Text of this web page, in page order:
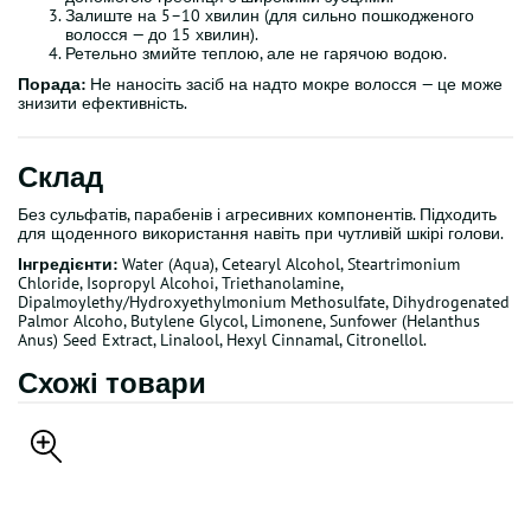
Залиште на 5–10 хвилин (для сильно пошкодженого
волосся — до 15 хвилин).
Ретельно змийте теплою, але не гарячою водою.
Порада: Не наносіть засіб на надто мокре волосся — це може
знизити ефективність.
Склад
Без сульфатів, парабенів і агресивних компонентів. Підходить
для щоденного використання навіть при чутливій шкірі голови.
Інгредієнти: Water (Aqua), Cetearyl Alcohol, Steartrimonium
Chloride, Isopropyl Alcohoi, Triethanolamine,
Dipalmoylethy/Hydroxyethylmonium Methosulfate, Dihydrogenated
Palmor Alcoho, Butylene Glycol, Limonene, Sunfower (Helanthus
Anus) Seed Extract, Linalool, Hexyl Cinnamal, Citronellol.
Схожі товари